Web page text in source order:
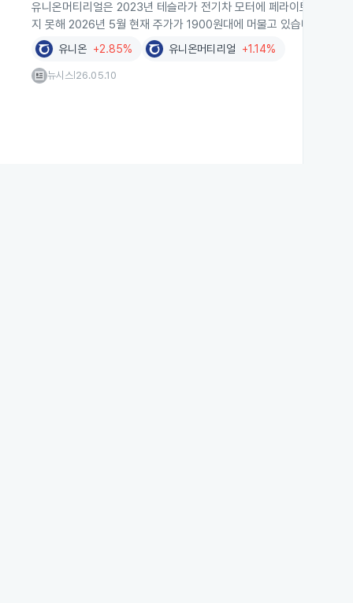
유니온머티리얼은 2023년 테슬라가 전기차 모터에 페라이트 소재를
지 못해 2026년 5월 현재 주가가 1900원대에 머물고 있습니다.
유니온 +2.85% 유니온머티리얼 +1.14%
뉴시스 26.05.10